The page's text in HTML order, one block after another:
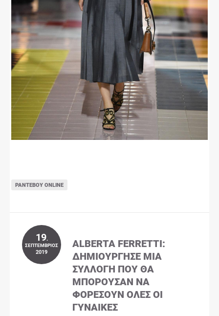
ΡΑΝΤΕΒΟΎ ONLINE
19.
ΣΕΠΤΈΜΒΡΙΟΣ
2019
ALBERTA FERRETTI:
ΔΗΜΙΟΎΡΓΗΣΕ ΜΊΑ
ΣΥΛΛΟΓΉ ΠΟΥ ΘΑ
ΜΠΟΡΟΎΣΑΝ ΝΑ
ΦΟΡΈΣΟΥΝ ΌΛΕΣ ΟΙ
ΓΥΝΑΊΚΕΣ